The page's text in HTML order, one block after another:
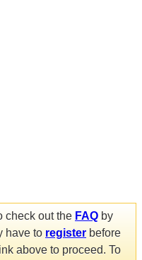
check out the FAQ by
have to register before
above to proceed. To